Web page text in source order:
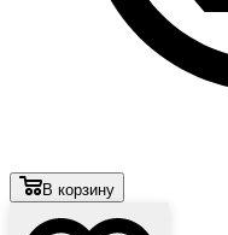
В корзину